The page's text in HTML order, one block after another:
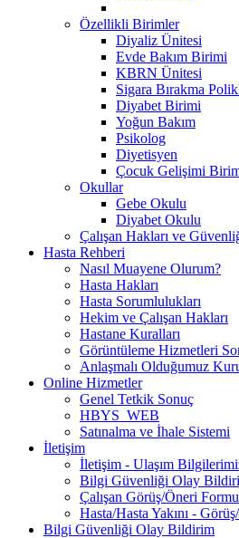
Özellikli Birimler
Diyaliz Ünitesi
Evde Bakım Birimi
KBRN Ünitesi
Sigara Bırakma
Diyabet Birimi
Yoğun Bakım
Psikolog
Diyetisyen
Çocuk Gelişimi
Okullar
Gebe Okulu
Diyabet Okulu
Çalışan Hakları ve
Hasta Rehberi
Nasıl Muayene Olurum?
Hasta Hakları
Hasta Sorumlulukları
Hekim ve Çalışan Hakları
Hastane Kuralları
Görüntüleme Hizmetleri
Anlaşmalı Olduğumuz
Online Hizmetler
Genel Tetkik Sonuç
HBYS_WEB
Satınalma ve İhale Sistemi
İletişim
İletişim - Ulaşım
Bilgi Güvenliği Olay
Çalışan Görüş/Öneri Formu
Hasta/Hasta Yakını -
Bilgi Güvenliği Olay Bildirim